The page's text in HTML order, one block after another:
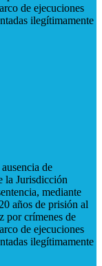
de ejecuciones
ilegítimamente
de
la Jurisdicción
mediante
años de prisión al
por crímenes de
de ejecuciones
ilegítimamente